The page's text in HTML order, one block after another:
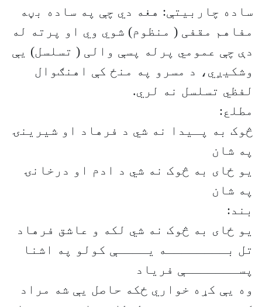
ساده چاربیتې: هغه دي چې په ساده بڼه
مفاهم مقفی ( منظوم) شوي وي او پرته له
دې چې عمومي پرله پسې والی ( تسلسل) یې
وشکیږي، د مسرو په منځ کې اهنګوال
لفظي تسلسل نه لري.
مطلع:
څوک به پـیدا نه شي د فرهاد او شیرینۍ
په شان
یو ځای به څوک نه شي د ادم او درخانۍ
په شان
بند:
یو ځای به څوک نه شي لکه و عاشق فرهاد
تل بــــــــه یــــې کولو په اشنا
پســـــــې فریاد
وه یې کړه خواري ځکه حاصل یې شه مراد